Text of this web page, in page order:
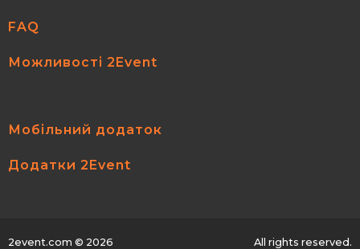
FAQ
Можливості 2Event
Мобільний додаток
Додатки 2Event
2event.com © 2026 All rights reserved.